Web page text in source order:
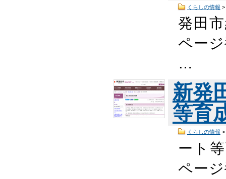
くらしの情報 >
発田
ペー
…
新発
等育
くらしの情報 >
ート
ペー